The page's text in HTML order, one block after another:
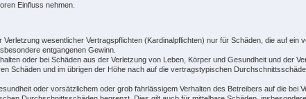
Einfluss nehmen.
wesentlicher Vertragspflichten (Kardinalpflichten) nur für Schäden, die auf ein
entgangenen Gewinn.
oder bei Schäden aus der Verletzung von Leben, Körper und Gesundheit und der
Schäden und im übrigen der Höhe nach auf die vertragstypischen
oder vorsätzlichem oder grob fahrlässigem Verhalten des Betreibers auf die bei